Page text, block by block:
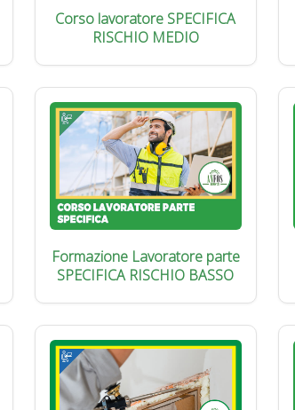
Corso lavoratore SPECIFICA
RISCHIO MEDIO
Formazione Lavoratore parte
SPECIFICA RISCHIO BASSO